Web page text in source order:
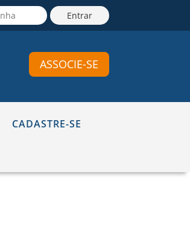
ASSOCIE-SE
CADASTRE-SE